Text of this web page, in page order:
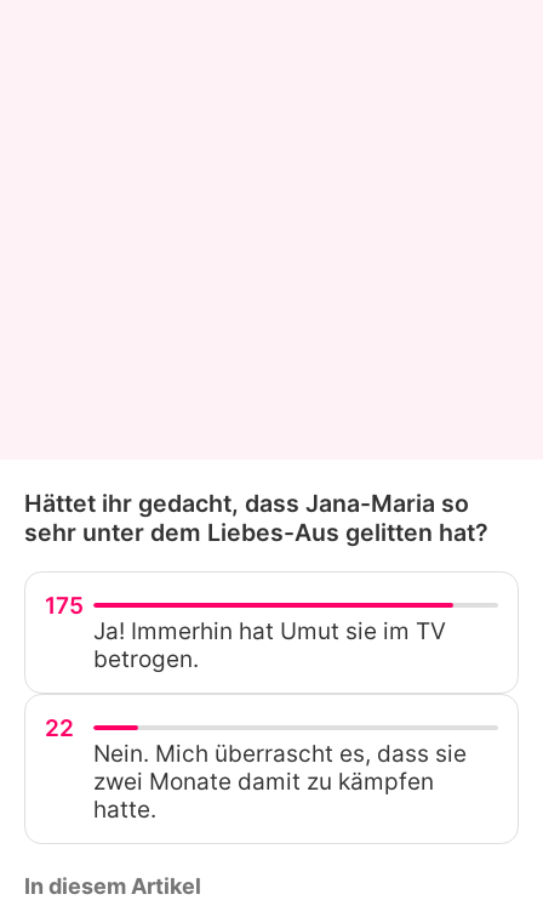
Hättet ihr gedacht, dass Jana-Maria so
sehr unter dem Liebes-Aus gelitten hat?
175
Ja! Immerhin hat Umut sie im TV
betrogen.
22
Nein. Mich überrascht es, dass sie
zwei Monate damit zu kämpfen
hatte.
In diesem Artikel